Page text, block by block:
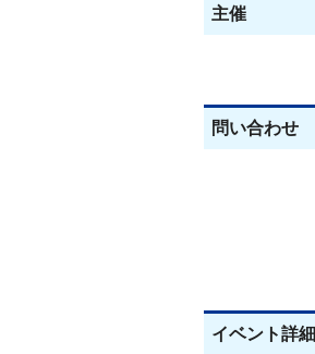
主催
問い合わせ
イベント詳細